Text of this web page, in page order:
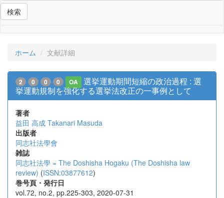
検索
ホーム 文献詳細
2 0 0 0 OA
選挙運動期間短縮の政治過程 : 選
挙運動規制を強化する選挙法改正の一事例として
著者
益田 高成 Takanari Masuda
出版者
同志社法學會
雑誌
同志社法學 = The Doshisha Hogaku (The Doshisha law
review) (ISSN:03877612)
巻号頁・発行日
vol.72, no.2, pp.225-303, 2020-07-31